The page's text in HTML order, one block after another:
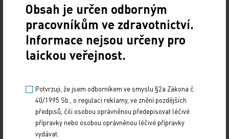
pomáhají pacientům získat důvěru k ošetřujícím
lékařům i v léčebné postupy, které jim nabízíme.
To vše by zmizelo,“ doplňuje MUDr. Pytlík.
Lymfom nezasahuje jen pacienta, ale celou
Důležitost této podpory potvrzují i samotní pacienti
a jejich blízcí. Člen výkonného výboru Lymfom Help
Michal Vacek, který prošel léčbou agresivního
Obsah je určen odborným
pracovníkům ve zdravotnictví.
Informace nejsou určeny pro
laickou veřejnost.
Potvrzuji, že jsem odborníkem ve smyslu §2a Zákona č.
40/1995 Sb., o regulaci reklamy, ve znění pozdějších
předpisů, čili osobou oprávněnou předepisovat léčivé
přípravky nebo osobou oprávněnou léčivé přípravky
vydávat.